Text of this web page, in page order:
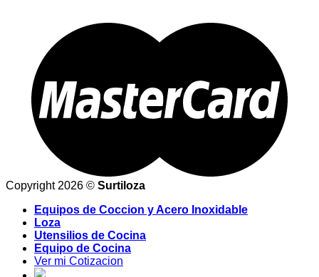
Copyright 2026 © Surtiloza
Equipos de Coccion y Acero Inoxidable
Loza
Utensilios de Cocina
Equipo de Cocina
Ver mi Cotizacion